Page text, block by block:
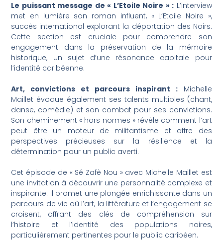
Le puissant message de « L’Etoile Noire » : L’interview
met en lumière son roman influent, « L’Etoile Noire »,
succès international explorant la déportation des Noirs.
Cette section est cruciale pour comprendre son
engagement dans la préservation de la mémoire
historique, un sujet d’une résonance capitale pour
l’identité caribéenne.
Art, convictions et parcours inspirant :Michelle
Maillet évoque également ses talents multiples (chant,
danse, comédie) et son combat pour ses convictions.
Son cheminement « hors normes » révèle comment l’art
peut être un moteur de militantisme et offre des
perspectives précieuses sur la résilience et la
détermination pour un public averti.
Cet épisode de « Sé Zafè Nou » avec Michelle Maillet est
une invitation à découvrir une personnalité complexe et
inspirante. Il promet une plongée enrichissante dans un
parcours de vie où l’art, la littérature et l’engagement se
croisent, offrant des clés de compréhension sur
l’histoire et l’identité des populations noires,
particulièrement pertinentes pour le public caribéen.